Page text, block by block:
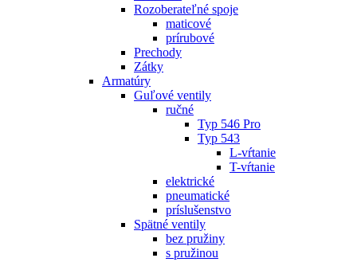
Rozoberateľné spoje
maticové
prírubové
Prechody
Zátky
Armatúry
Guľové ventily
ručné
Typ 546 Pro
Typ 543
L-vŕtanie
T-vŕtanie
elektrické
pneumatické
príslušenstvo
Spätné ventily
bez pružiny
s pružinou